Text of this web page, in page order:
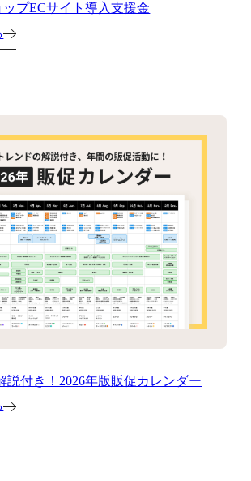
プECサイト導入支援金
説付き！2026年版販促カレンダー